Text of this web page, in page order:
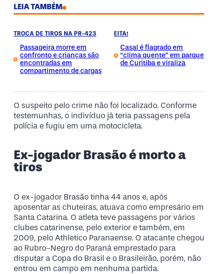
LEIA TAMBÉM
TROCA DE TIROS NA PR-423
Passageira morre em
confronto e crianças são
encontradas em
compartimento de cargas
EITA!
Casal é flagrado em
“clima quente” em parque
de Curitiba e viraliza
O suspeito pelo crime não foi localizado. Conforme
testemunhas, o indivíduo já teria passagens pela
polícia e fugiu em uma motocicleta.
Ex-jogador Brasão é morto a
tiros
O ex-jogador Brasão tinha 44 anos e, após
aposentar as chuteiras, atuava como empresário em
Santa Catarina. O atleta teve passagens por vários
clubes catarinense, pelo exterior e também, em
2009, pelo Athletico Paranaense. O atacante chegou
ao Rubro-Negro do Paraná emprestado para
disputar a Copa do Brasil e o Brasileirão, porém, não
entrou em campo em nenhuma partida.